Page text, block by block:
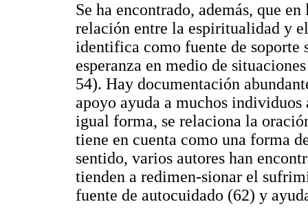
Se ha encontrado, además, que
relación entre la espiritualidad y
identifica como fuente de soporte
esperanza en medio de
54). Hay documentación
apoyo ayuda a muchos
igual forma, se relaciona la
tiene en cuenta como una forma
sentido, varios autores han
tienden a redimen-sionar el
fuente de autocuidado (62) y